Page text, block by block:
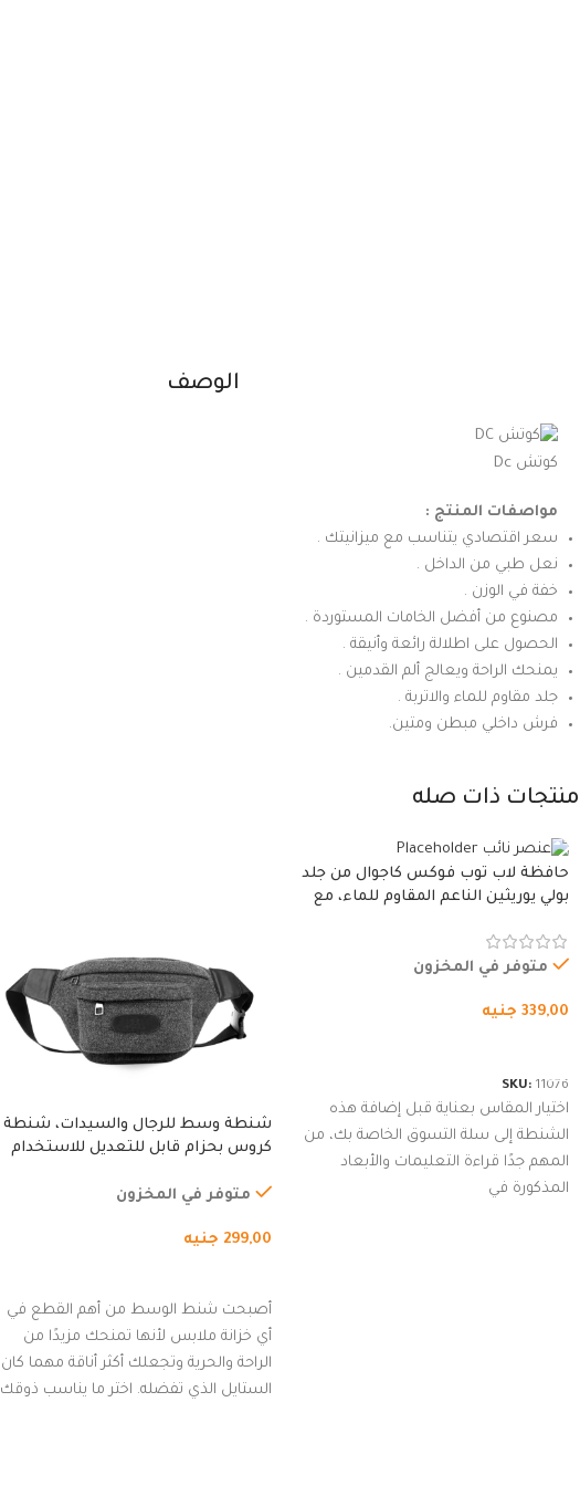
الوصف
كوتش Dc
مواصفات المنتج :
سعر اقتصادي يتناسب مع ميزانيتك .
نعل طبي من الداخل .
خفة في الوزن .
مصنوع من أفضل الخامات المستوردة .
الحصول على اطلالة رائعة وأنيقة .
يمنحك الراحة ويعالج ألم القدمين .
جلد مقاوم للماء والاتربة .
فرش داخلي مبطن ومتين.
منتجات ذات صله
حافظة لاب توب فوكس كاجوال من جلد
بولي يوريثين الناعم المقاوم للماء، مع
متوفر في المخزون
339,00 جنيه
SKU: 11076
اختيار المقاس بعناية قبل إضافة هذه
الشنطة إلى سلة التسوق الخاصة بك، من
المهم جدًا قراءة التعليمات والأبعاد
المذكورة في
شنطة وسط للرجال والسيدات، شنطة
كروس بحزام قابل للتعديل للاستخدام
المشي لمسافات طويلة، وركوب
متوفر في المخزون
299,00 جنيه
أصبحت شنط الوسط من أهم القطع في
أي خزانة ملابس لأنها تمنحك مزيدًا من
الراحة والحرية وتجعلك أكثر أناقة مهما كان
الستايل الذي تفضله. اختر ما يناسب ذوقك